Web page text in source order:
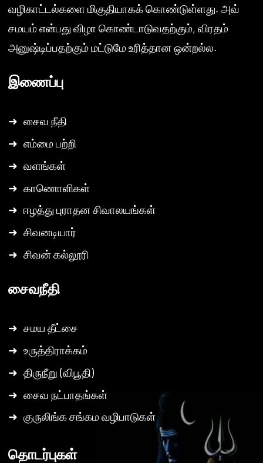
வழிகாட்டல்களை மிகுதியாகக் கொண்டுள்ளது. அவ்
சமயம் என்பது விழா கொண்டாடுவதற்கும், விரதம்
அனுஷ்டிப்பதற்கும் மட்டுமே உரித்தான ஒன்றல்ல.
இணைப்பு
➜ சைவ நீதி
➜ எம்மை பற்றி
➜ வளங்கள்
➜ காணொளிகள்
➜ ஈழத்து புராதன சிவாலயங்கள்
➜ சிவனடியார்
➜ சிவன் கல்லூரி
சைவநீதி
➜ சமய தீட்சை
➜ உருத்திராக்கம்
➜ திருநீறு (விபூதி)
➜ சைவ நட்பாதங்கள்
➜ குருலிங்க சங்கம வழிபாடுகள்
தொடர்புகள்